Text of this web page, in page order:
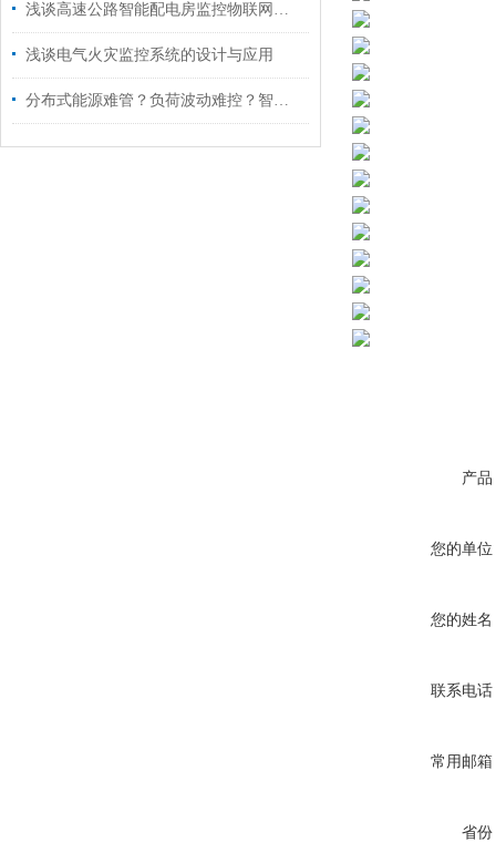
浅谈高速公路智能配电房监控物联网系统应用
浅谈电气火灾监控系统的设计与应用
分布式能源难管？负荷波动难控？智慧能源平台破局新型配电网挑战
产品
您的单位
您的姓名
联系电话
常用邮箱
省份